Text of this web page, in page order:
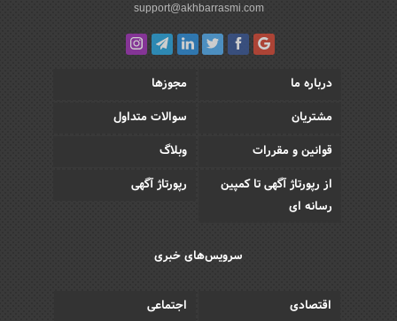
support@akhbarrasmi.com
درباره ما
مجوزها
مشتریان
سوالات متداول
قوانین و مقررات
وبلاگ
از رپورتاژ آگهی تا کمپین
رسانه ای
رپورتاژ آگهی
سرویس‌های خبری
اقتصادی اجتماعی